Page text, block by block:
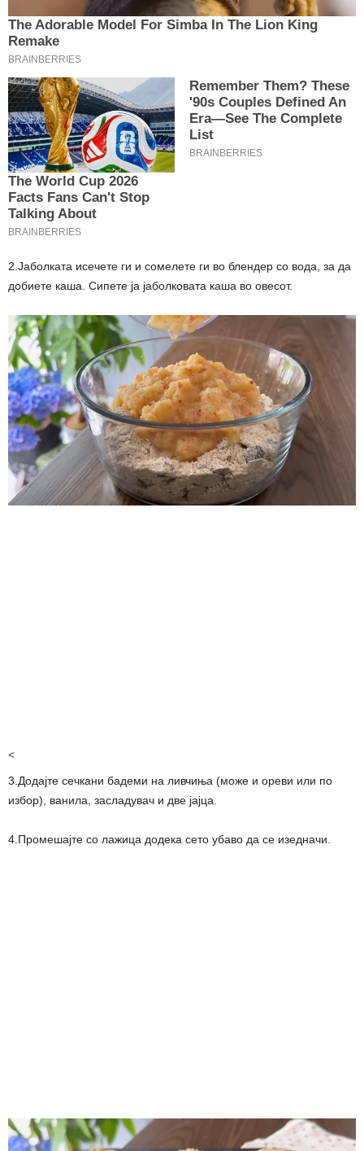
2.Јаболката исечете ги и сомелете ги во блендер со вода, за да
добиете каша. Сипете ја јаболковата каша во овесот.
<
3.Додајте сечкани бадеми на ливчиња (може и ореви или по
избор), ванила, засладувач и две јајца.
4.Промешајте со лажица додека сето убаво да се изедначи.